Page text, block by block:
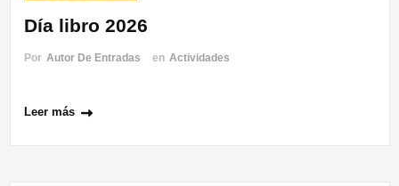
Día libro 2026
Por Autor De Entradas en Actividades
Leer más